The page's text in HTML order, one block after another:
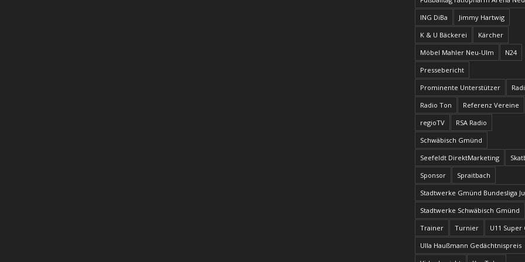
ING DiBa
Jimmy Hartwig
K & U Bäckerei
Kärcher
Möbel Mahler Neu-Ulm
N24
Pressebericht
Prominente Unterstützer
Radio Ton
Referenz Vereine
regioTV
RSA Radio
Schwäbisch Gmünd
Seefeldt DirektMarketing
Sponsor
Spraitbach
Stadtwerke Gmünd Bundesliga
Stadtwerke Schwäbisch Gmünd
Trainer
Turnier
U11 Super
Ulla Haußmann Gedächtnispreis